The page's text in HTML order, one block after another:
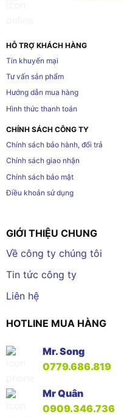
HỖ TRỢ KHÁCH HÀNG
Tin khuyến mại
Tư vấn sản phẩm
Hướng dẫn mua hàng
Hình thức thanh toán
CHÍNH SÁCH CÔNG TY
Chính sách bảo hành, đổi trả
Chính sách giao nhận
Chính sách bảo mật
Điều khoản sử dụng
GIỚI THIỆU CHUNG
Về công ty chúng tôi
Tin tức công ty
Liên hệ
HOTLINE MUA HÀNG
Mr. Song
0779.686.819
Mr Quân
0909.346.736